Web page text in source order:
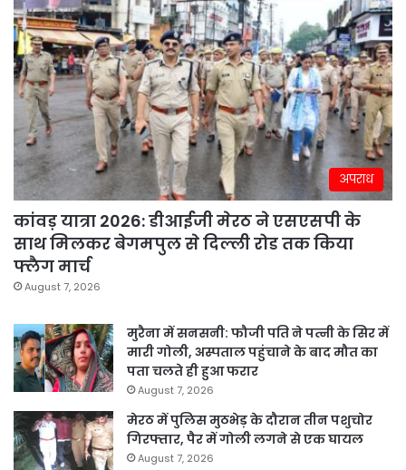
अपराध
कांवड़ यात्रा 2026: डीआईजी मेरठ ने एसएसपी के
साथ मिलकर बेगमपुल से दिल्ली रोड तक किया
फ्लैग मार्च
August 7, 2026
मुरैना में सनसनी: फौजी पति ने पत्नी के सिर में
मारी गोली, अस्पताल पहुंचाने के बाद मौत का
पता चलते ही हुआ फरार
August 7, 2026
मेरठ में पुलिस मुठभेड़ के दौरान तीन पशुचोर
गिरफ्तार, पैर में गोली लगने से एक घायल
August 7, 2026